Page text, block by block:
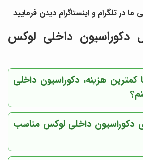
ما در تلگرام و اینستاگرام دیدن فرمایید
دکوراسیون داخلی لوکس
کمترین هزینه، دکوراسیون داخلی
دکوراسیون داخلی لوکس مناسب